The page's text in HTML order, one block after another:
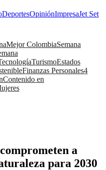
DeportesOpiniónImpresaJet Set
Mejor ColombiaSemana
TurismoEstados
Finanzas Personales4
Contenido en
a
para 2030